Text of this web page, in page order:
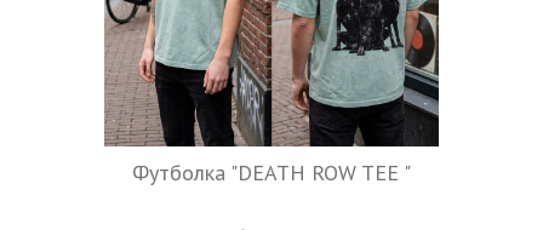
Футболка "DEATH ROW TEE "